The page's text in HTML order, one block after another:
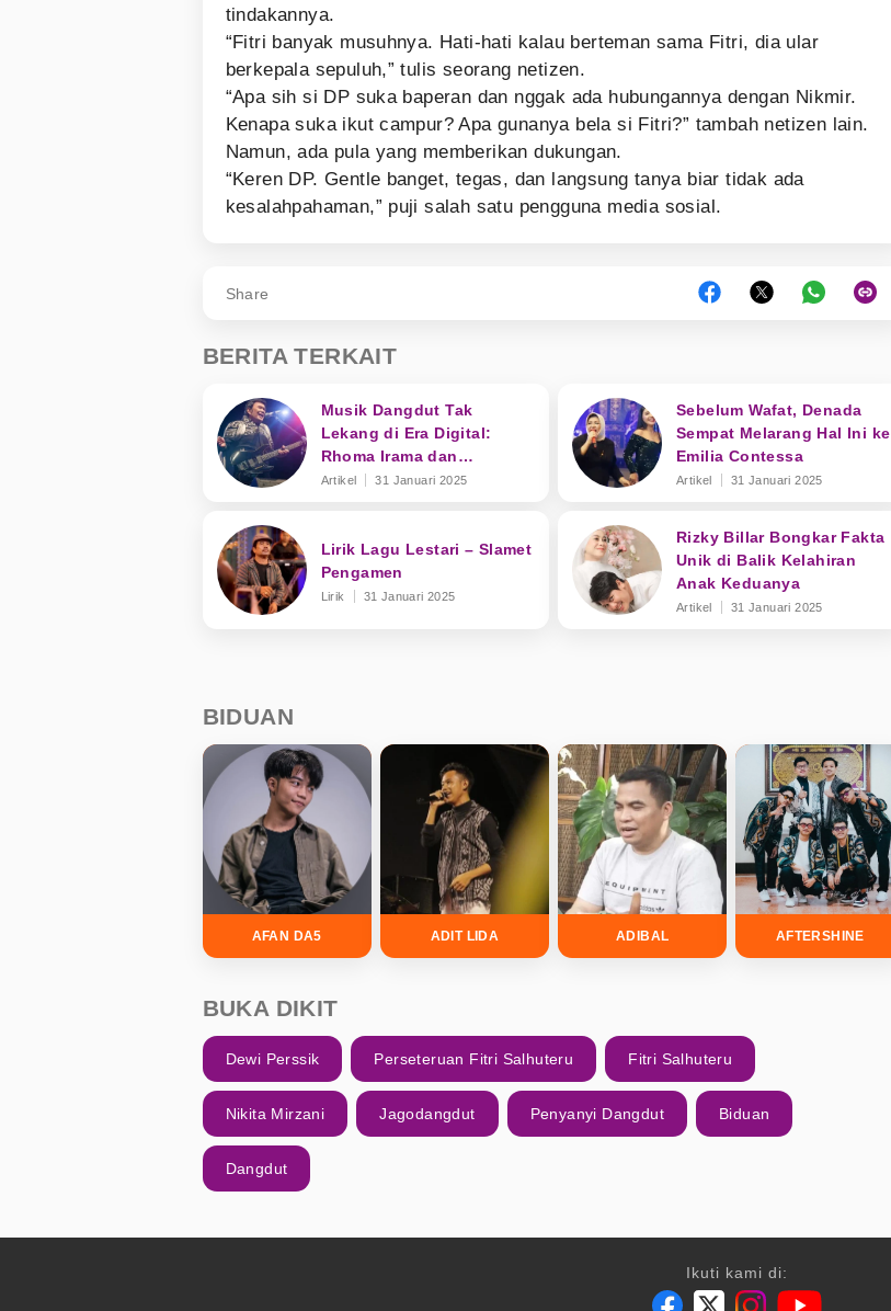
tindakannya.
“Fitri banyak musuhnya. Hati-hati kalau berteman sama Fitri, dia ular
berkepala sepuluh,” tulis seorang netizen.
“Apa sih si DP suka baperan dan nggak ada hubungannya dengan Nikmir.
Kenapa suka ikut campur? Apa gunanya bela si Fitri?” tambah netizen lain.
Namun, ada pula yang memberikan dukungan.
“Keren DP. Gentle banget, tegas, dan langsung tanya biar tidak ada
kesalahpahaman,” puji salah satu pengguna media sosial.
Share
BERITA TERKAIT
Musik Dangdut Tak
Lekang di Era Digital:
Rhoma Irama dan
Transformasi Genre
Artikel 31 Januari 2025
Sebelum Wafat, Denada
Sempat Melarang Hal Ini ke
Emilia Contessa
Artikel 31 Januari 2025
Lirik Lagu Lestari – Slamet
Pengamen
Lirik 31 Januari 2025
Rizky Billar Bongkar Fakta
Unik di Balik Kelahiran
Anak Keduanya
Artikel 31 Januari 2025
BIDUAN
AFAN DA5 ADIT LIDA ADIBAL AFTERSHINE
BUKA DIKIT
Dewi Perssik Perseteruan Fitri Salhuteru Fitri Salhuteru
Nikita Mirzani Jagodangdut Penyanyi Dangdut Biduan
Dangdut
Ikuti kami di: